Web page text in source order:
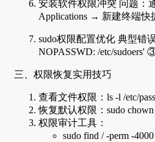
安装软件权限冲突 问题：
Applications → 新建终端快
sudo权限配置优化 典型错
NOPASSWD: /etc/sudoers'
三、权限恢复实用技巧
查看文件权限：ls -l /etc/
恢复默认权限：sudo chown
权限审计工具：
sudo find / -perm -